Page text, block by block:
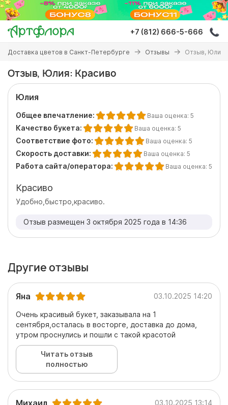
Перейти
основному
содержанию
+7 (812) 666-5-666
Вы
здесь
Доставка цветов в Санкт-Петербурге Отзывы Отзыв, Юлия:
Отзыв, Юлия: Красиво
Юлия
Общее впечатление: Ваша оценка: 5
Качество букета: Ваша оценка: 5
Соответствие фото: Ваша оценка: 5
Скорость доставки: Ваша оценка: 5
Работа сайта/оператора: Ваша оценка: 5
Красиво
Удобно,быстро,красиво.
Отзыв размещен 3 октября 2025 года в 14:36
Другие отзывы
Яна 03.10.2025 14:20
Очень красивый букет, заказывала на 1
сентября,осталась в восторге, доставка до дома,
утром проснулись и пошли с такой красотой
Читать отзыв
полностью
03.10.2025 13:14